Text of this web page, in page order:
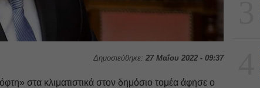
Δημοσιεύθηκε: 27 Μαΐου 2022 - 09:37
στα κλιματιστικά στον δημόσιο τομέα άφησε ο